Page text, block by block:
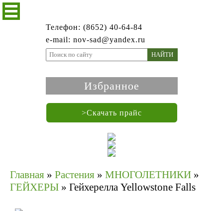
Телефон: (8652) 40-64-84
e-mail: nov-sad@yandex.ru
НАЙТИ
Избранное
>Скачать прайс
Главная » Растения » МНОГОЛЕТНИКИ »
ГЕЙХЕРЫ » Гейхерелла Yellowstone Falls